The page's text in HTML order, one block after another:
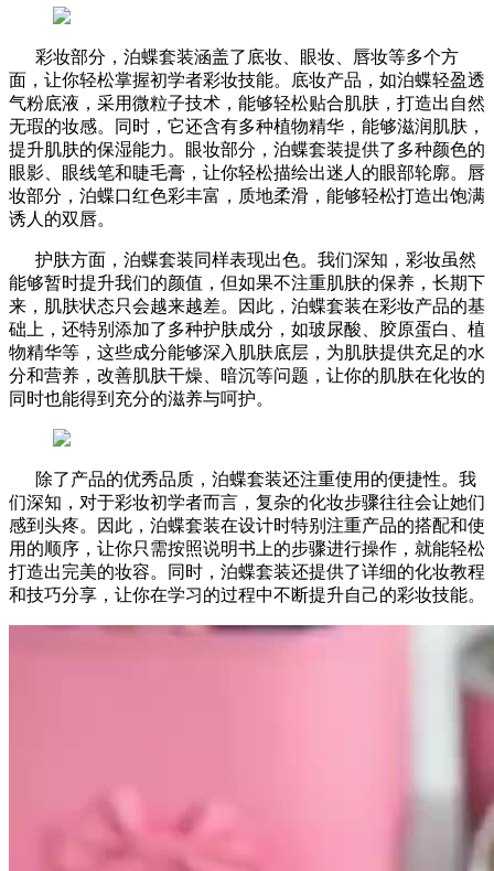
彩妆部分，泊蝶套装涵盖了底妆、眼妆、唇妆等多个方
面，让你轻松掌握初学者彩妆技能。底妆产品，如泊蝶轻盈透
气粉底液，采用微粒子技术，能够轻松贴合肌肤，打造出自然
无瑕的妆感。同时，它还含有多种植物精华，能够滋润肌肤，
提升肌肤的保湿能力。眼妆部分，泊蝶套装提供了多种颜色的
眼影、眼线笔和睫毛膏，让你轻松描绘出迷人的眼部轮廓。唇
妆部分，泊蝶口红色彩丰富，质地柔滑，能够轻松打造出饱满
诱人的双唇。
护肤方面，泊蝶套装同样表现出色。我们深知，彩妆虽然
能够暂时提升我们的颜值，但如果不注重肌肤的保养，长期下
来，肌肤状态只会越来越差。因此，泊蝶套装在彩妆产品的基
础上，还特别添加了多种护肤成分，如玻尿酸、胶原蛋白、植
物精华等，这些成分能够深入肌肤底层，为肌肤提供充足的水
分和营养，改善肌肤干燥、暗沉等问题，让你的肌肤在化妆的
同时也能得到充分的滋养与呵护。
除了产品的优秀品质，泊蝶套装还注重使用的便捷性。我
们深知，对于彩妆初学者而言，复杂的化妆步骤往往会让她们
感到头疼。因此，泊蝶套装在设计时特别注重产品的搭配和使
用的顺序，让你只需按照说明书上的步骤进行操作，就能轻松
打造出完美的妆容。同时，泊蝶套装还提供了详细的化妆教程
和技巧分享，让你在学习的过程中不断提升自己的彩妆技能。